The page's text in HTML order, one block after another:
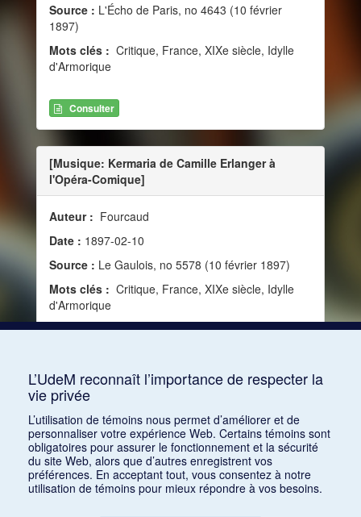
Source : L'Écho de Paris, no 4643 (10 février
1897)
Mots clés : Critique, France, XIXe siècle, Idylle
d'Armorique
Consulter
[Musique: Kermaria de Camille Erlanger à
l'Opéra-Comique]
Auteur : Fourcaud
Date : 1897-02-10
Source : Le Gaulois, no 5578 (10 février 1897)
Mots clés : Critique, France, XIXe siècle, Idylle
d'Armorique
1 2 3 4 5 … 25
L’UdeM reconnaît l’importance de respecter la
vie privée
L’utilisation de témoins nous permet d’améliorer et de
personnaliser votre expérience Web. Certains témoins sont
obligatoires pour assurer le fonctionnement et la sécurité
du site Web, alors que d’autres enregistrent vos
préférences. En acceptant tout, vous consentez à notre
utilisation de témoins pour mieux répondre à vos besoins.